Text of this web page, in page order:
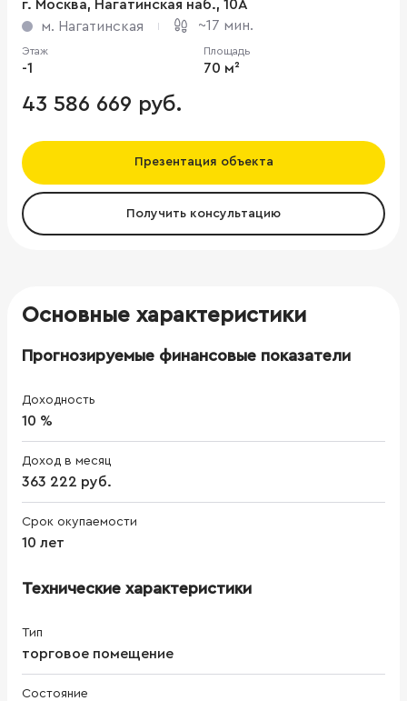
г. Москва, Нагатинская наб., 10А
м. Нагатинская
~17 мин.
Этаж
-1
Площадь
70 м²
43 586 669 руб.
Презентация объекта
Получить консультацию
Основные характеристики
Прогнозируемые финансовые показатели
Доходность
10 %
Доход в месяц
363 222 руб.
Срок окупаемости
10 лет
Технические характеристики
Тип
торговое помещение
Состояние